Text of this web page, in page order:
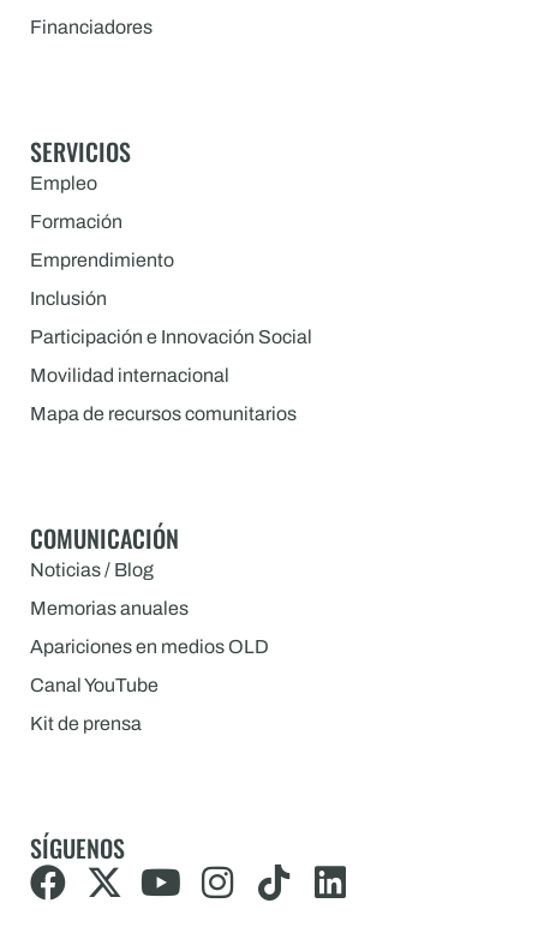
Financiadores
SERVICIOS
Empleo
Formación
Emprendimiento
Inclusión
Participación e Innovación Social
Movilidad internacional
Mapa de recursos comunitarios
COMUNICACIÓN
Noticias / Blog
Memorias anuales
Apariciones en medios OLD
Canal YouTube
Kit de prensa
SÍGUENOS
F
a
X Y I T
i
L